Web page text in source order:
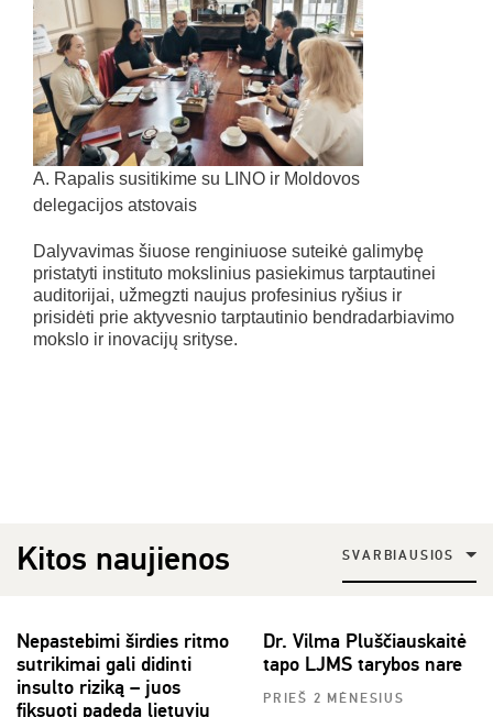
A. Rapalis susitikime su LINO ir Moldovos
delegacijos atstovais
Dalyvavimas šiuose renginiuose suteikė galimybę
pristatyti instituto mokslinius pasiekimus tarptautinei
auditorijai, užmegzti naujus profesinius ryšius ir
prisidėti prie aktyvesnio tarptautinio bendradarbiavimo
mokslo ir inovacijų srityse.
Kitos naujienos SVARBIAUSIOS
Nepastebimi širdies ritmo
sutrikimai gali didinti
insulto riziką – juos
fiksuoti padeda lietuvių
Dr. Vilma Pluščiauskaitė
tapo LJMS tarybos nare
PRIEŠ 2 MĖNESIUS